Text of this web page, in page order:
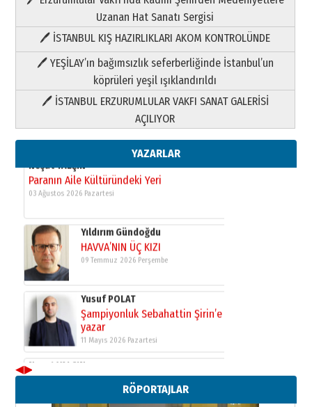
Uzanan Hat Sanatı Sergisi
🖊 İSTANBUL KIŞ HAZIRLIKLARI AKOM KONTROLÜNDE
🖊 YEŞİLAY’ın bağımsızlık seferberliğinde İstanbul’un
köprüleri yeşil ışıklandırıldı
🖊 İSTANBUL ERZURUMLULAR VAKFI SANAT GALERİSİ
AÇILIYOR
YAZARLAR
03 Ağustos 2026 Pazartesi
Yıldırım Gündoğdu
HAVVA’NIN ÜÇ KIZI
09 Temmuz 2026 Perşembe
Yusuf POLAT
Şampiyonluk Sebahattin Şirin’e
yazar
11 Mayıs 2026 Pazartesi
Neşat YALÇIN
Paranın Aile Kültüründeki Yeri
Yıldırım Gündoğdu
HAVVA’NIN ÜÇ KIZI
Yusuf POLAT
Şampiyonluk Sebahattin Şirin’e
yazar
◀▶
RÖPORTAJLAR